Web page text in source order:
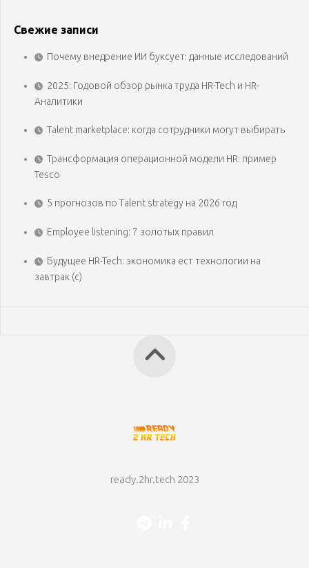
Свежие записи
Почему внедрение ИИ буксует: данные исследований
2025: Годовой обзор рынка труда HR-Tech и HR-
Аналитики
Talent marketplace: когда сотрудники могут выбирать
Трансформация операционной модели HR: пример
Tesco
5 прогнозов по Talent strategy на 2026 год
Employee listening: 7 золотых правил
Будущее HR-Tech: экономика ест технологии на
завтрак (с)
ready.2hr.tech 2023